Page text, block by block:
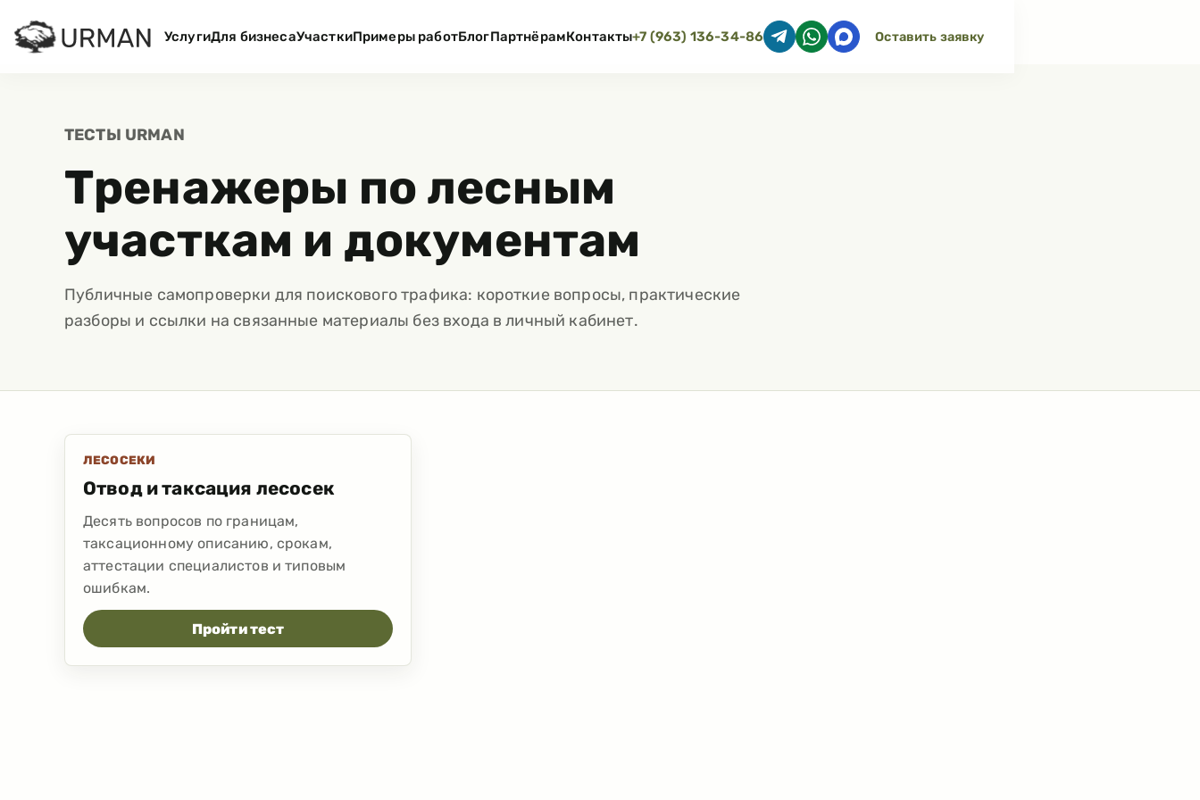
УслугиДля бизнесаУчасткиПримеры работБлогПартнёрамКонтакты+7 (963) 136-34-86 Оставить заявку
ТЕСТЫ URMAN
Тренажеры по лесным
участкам и документам
Публичные самопроверки для поискового трафика: короткие вопросы, практические
разборы и ссылки на связанные материалы без входа в личный кабинет.
ЛЕСОСЕКИ
Отвод и таксация лесосек
Десять вопросов по границам,
таксационному описанию, срокам,
аттестации специалистов и типовым
ошибкам.
Пройти тест